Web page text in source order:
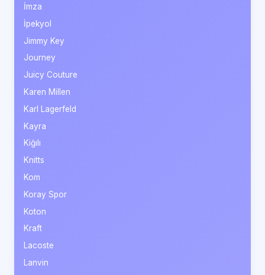
İmza
İpekyol
Jimmy Key
Journey
Juicy Couture
Karen Millen
Karl Lagerfeld
Kayra
Kiğılı
Knitts
Kom
Koray Spor
Koton
Kraft
Lacoste
Lanvin